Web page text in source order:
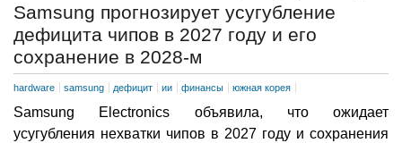
Samsung прогнозирует усугубление
дефицита чипов в 2027 году и его
сохранение в 2028-м
hardware samsung дефицит ии финансы южная корея
Samsung Electronics объявила, что ожидает
усугубления нехватки чипов в 2027 году и сохранения